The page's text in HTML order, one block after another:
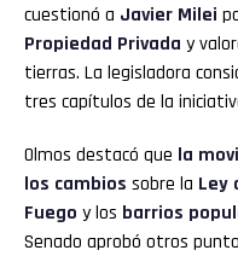
cuestionó a Javier Milei
Propiedad Privada y
tierras. La legisladora
tres capítulos de la
Olmos destacó que la
los cambios sobre la Ley
Fuego y los barrios
Senado aprobó otros